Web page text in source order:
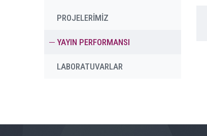
PROJELERİMİZ
YAYIN PERFORMANSI
LABORATUVARLAR